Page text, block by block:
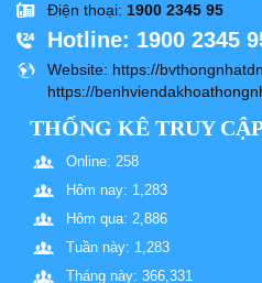
Điện thoại: 1900 2345 95
Hotline: 1900 2345
Website: https://
https://
THỐNG KÊ TRUY
Online: 258
Hôm nay: 1,283
Hôm qua: 2,886
Tuần này: 1,283
Tháng này: 366,331